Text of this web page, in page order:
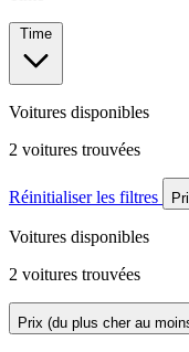
Time
Voitures disponibles
2 voitures trouvées
Réinitialiser les filtres
Voitures disponibles
2 voitures trouvées
Prix (du plus cher au